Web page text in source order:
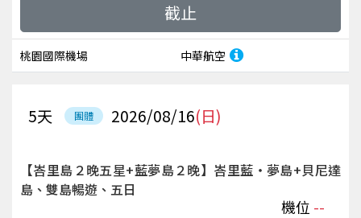
桃園國際機場 中華航空
截止
團體 2026/08/16(日)
5天
【峇里島２晚五星+藍夢島２晚】峇里藍‧夢島+貝尼達
島、雙島暢遊、五日
機位 --